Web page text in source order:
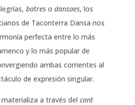
batreso dansaes, los
de Taconterra Dansa nos
perfecta entre lo más
y lo más popular de
ambas corrientes al
de expresión singular.
a través del cant